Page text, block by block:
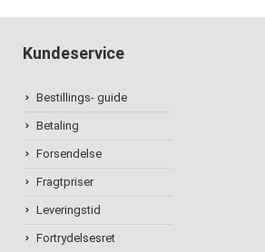
Kundeservice
Bestillings- guide
Betaling
Forsendelse
Fragtpriser
Leveringstid
Fortrydelsesret